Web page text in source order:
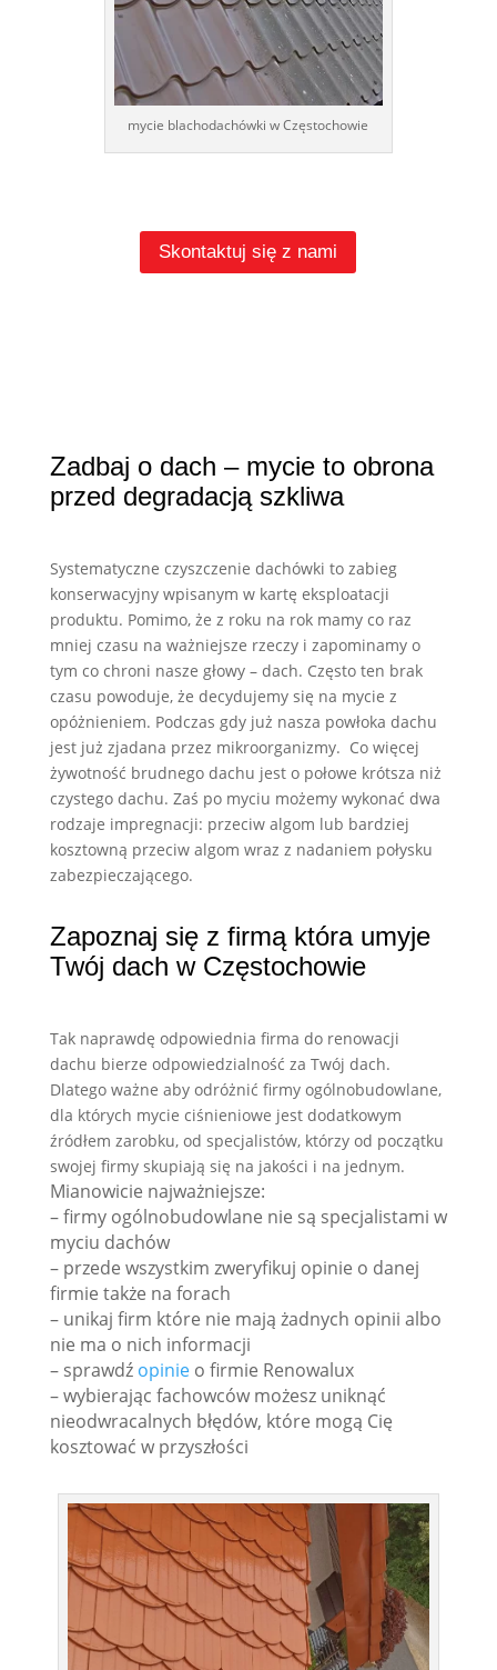
mycie blachodachówki w Częstochowie
Skontaktuj się z nami
Zadbaj o dach – mycie to obrona
przed degradacją szkliwa
Systematyczne czyszczenie dachówki to zabieg
konserwacyjny wpisanym w kartę eksploatacji
produktu. Pomimo, że z roku na rok mamy co raz
mniej czasu na ważniejsze rzeczy i zapominamy o
tym co chroni nasze głowy – dach. Często ten brak
czasu powoduje, że decydujemy się na mycie z
opóżnieniem. Podczas gdy już nasza powłoka dachu
jest już zjadana przez mikroorganizmy. Co więcej
żywotność brudnego dachu jest o połowe krótsza niż
czystego dachu. Zaś po myciu możemy wykonać dwa
rodzaje impregnacji: przeciw algom lub bardziej
kosztowną przeciw algom wraz z nadaniem połysku
zabezpieczającego.
Zapoznaj się z firmą która umyje
Twój dach w Częstochowie
Tak naprawdę odpowiednia firma do renowacji
dachu bierze odpowiedzialność za Twój dach.
Dlatego ważne aby odróżnić firmy ogólnobudowlane,
dla których mycie ciśnieniowe jest dodatkowym
źródłem zarobku, od specjalistów, którzy od początku
swojej firmy skupiają się na jakości i na jednym.
Mianowicie najważniejsze:
– firmy ogólnobudowlane nie są specjalistami w
myciu dachów
– przede wszystkim zweryfikuj opinie o danej
firmie także na forach
– unikaj firm które nie mają żadnych opinii albo
nie ma o nich informacji
– sprawdź opinieo firmie Renowalux
– wybierając fachowców możesz uniknąć
nieodwracalnych błędów, które mogą Cię
kosztować w przyszłości